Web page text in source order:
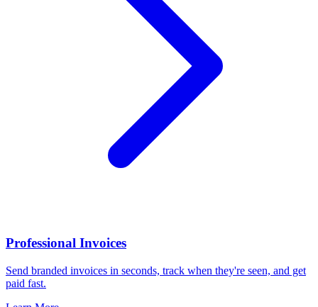
Professional Invoices
Send branded invoices in seconds, track when they're seen, and get
paid fast.